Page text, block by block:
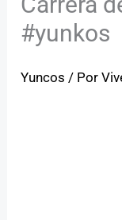
#yunkos
Yuncos / Por